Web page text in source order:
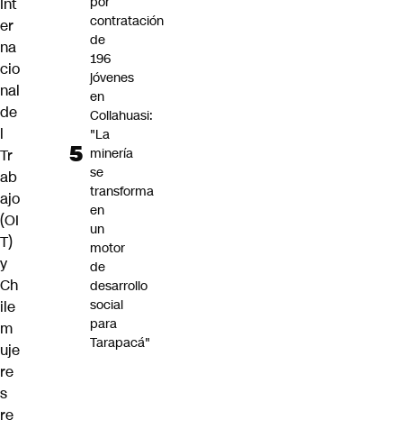
er
na
cio
nal
de
l
Tr
ab
ajo
(OI
T)
y
Ch
ile
m
uje
re
s
re
contratación
de
196
jóvenes
en
Collahuasi:
"La
minería
se
transforma
en
un
motor
de
desarrollo
social
para
Tarapacá"